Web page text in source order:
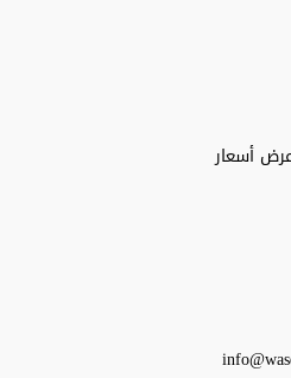
أسعار